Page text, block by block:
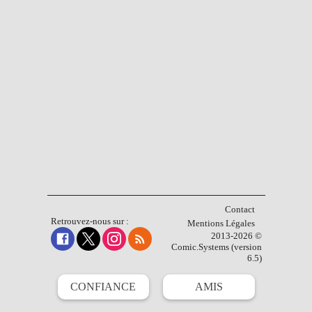
Retrouvez-nous sur :
Contact
Mentions Légales
2013-2026 ©
Comic.Systems (version
6.5)
CONFIANCE AMIS